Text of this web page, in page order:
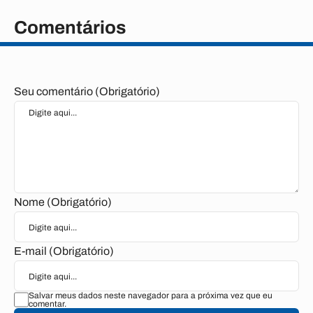
Comentários
Seu comentário (Obrigatório)
Nome (Obrigatório)
E-mail (Obrigatório)
Salvar meus dados neste navegador para a próxima vez que eu
comentar.